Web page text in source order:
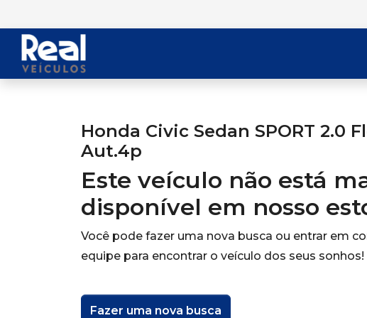
Honda Civic Sedan SPORT 2.0
Aut.4p
Este veículo não está
disponível em nosso
Você pode fazer uma nova busca ou entrar em
equipe para encontrar o veículo dos seus sonhos!
Fazer uma nova busca